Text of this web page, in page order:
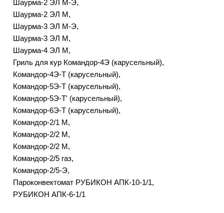
Шаурма-2 ЭЛ М-Э,
Шаурма-2 ЭЛ М,
Шаурма-3 ЭЛ М-Э,
Шаурма-3 ЭЛ М,
Шаурма-4 ЭЛ М,
Гриль для кур Командор-4Э (карусельный),
Командор-4Э-Т (карусельный),
Командор-5Э-Т (карусельный),
Командор-5Э-Т' (карусельный),
Командор-6Э-Т (карусельный),
Командор-2/1 М,
Командор-2/2 М,
Командор-2/2 М,
Командор-2/5 газ,
Командор-2/5-Э,
Пароконвектомат РУБИКОН АПК-10-1/1,
РУБИКОН АПК-6-1/1